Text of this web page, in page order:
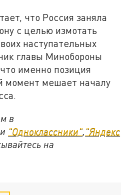
что Россия заняла
с целью измотать
наступательных
главы Минобороны
именно позиция
момент мешает началу
в
и "Одноклассники", "Яндекс
на